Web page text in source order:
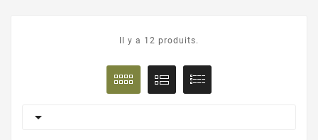
Il y a 12 produits.
